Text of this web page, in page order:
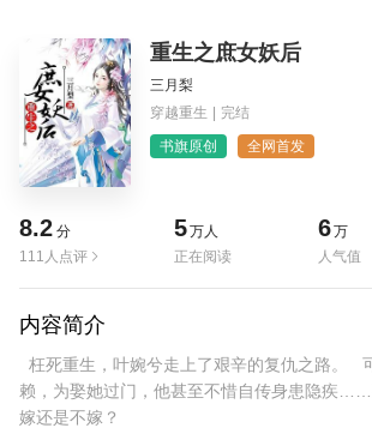
重生之庶女妖后
三月梨
穿越重生 | 完结
书旗原创 全网首发
8.2 分
111人点评
5万人
正在阅读
6万
人气值
内容简介
枉死重生，叶婉兮走上了艰辛的复仇之路。
赖，为娶她过门，他甚至不惜自传身患隐疾
嫁还是不嫁？